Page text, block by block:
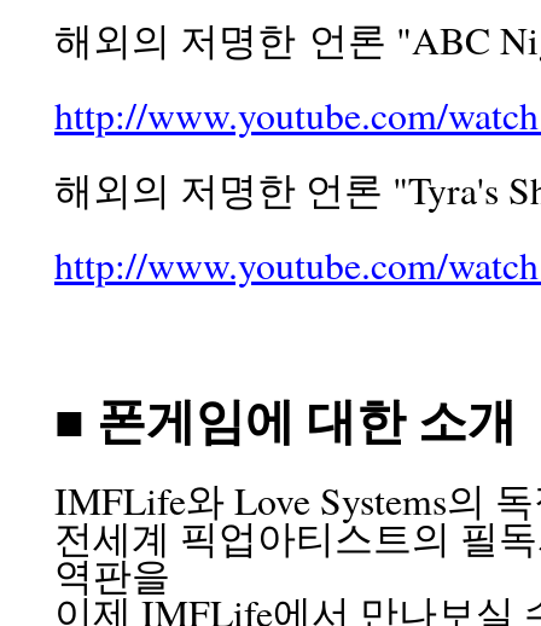
해외의 저명한 언론 "ABC
http://www.youtube.com/
해외의 저명한 언론 "Tyra's
http://www.youtube.com/
■ 폰게임에 대한 소개
IMFLife와 Love Systems의
전세계 픽업아티스트의 필
역판을
이제 IMFLife에서 만나보실